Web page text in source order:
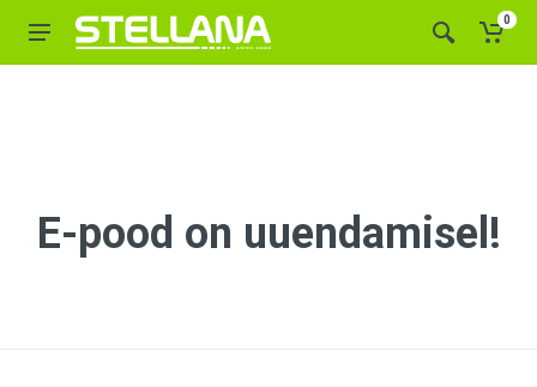
0
E-pood on uuendamisel!